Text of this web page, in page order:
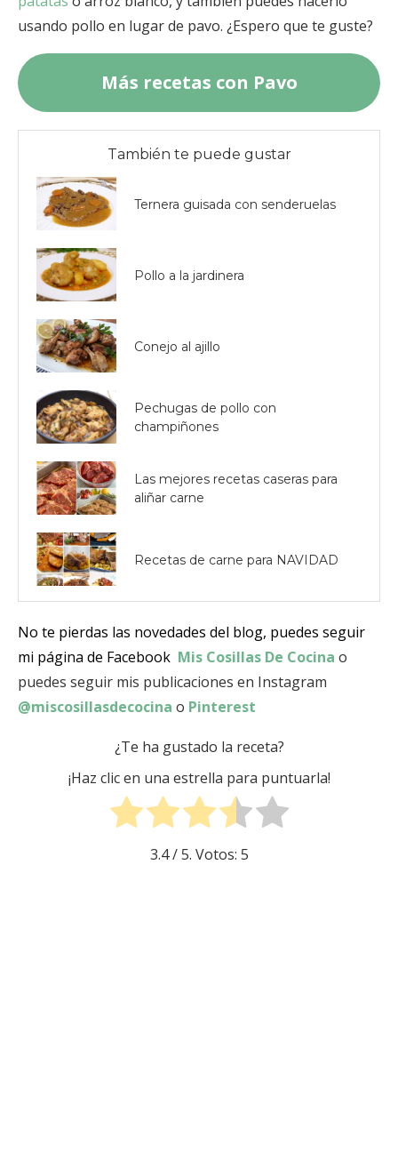
usando pollo en lugar de pavo. ¿Espero que te guste?
Más recetas con Pavo
También te puede gustar
Ternera guisada con senderuelas
Pollo a la jardinera
Conejo al ajillo
Pechugas de pollo con
champiñones
Las mejores recetas caseras para
aliñar carne
Recetas de carne para NAVIDAD
No te pierdas las novedades del blog, puedes seguir
mi página de Facebook Mis Cosillas De Cocina o
puedes seguir mis publicaciones en Instagram
@miscosillasdecocina o Pinterest
¿Te ha gustado la receta?
¡Haz clic en una estrella para puntuarla!
3.4/ 5. Votos: 5